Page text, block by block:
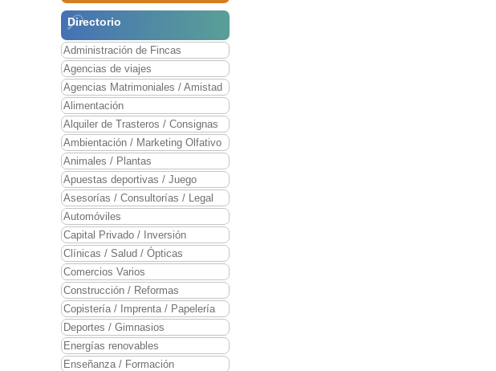
Directorio
Administración de Fincas
Agencias de viajes
Agencias Matrimoniales / Amistad
Alimentación
Alquiler de Trasteros / Consignas
Ambientación / Marketing Olfativo
Animales / Plantas
Apuestas deportivas / Juego
Asesorías / Consultorías / Legal
Automóviles
Capital Privado / Inversión
Clínicas / Salud / Ópticas
Comercios Varios
Construcción / Reformas
Copistería / Imprenta / Papelería
Deportes / Gimnasios
Energías renovables
Enseñanza / Formación